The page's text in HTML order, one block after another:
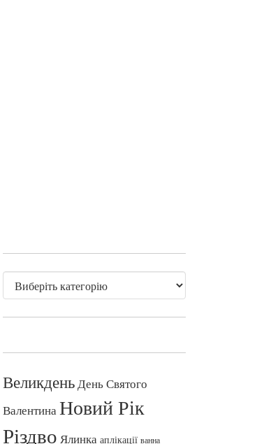
ВеликденьДень Святого
ВалентинаНовий Рік
Різдво Ялинка аплікації ванна